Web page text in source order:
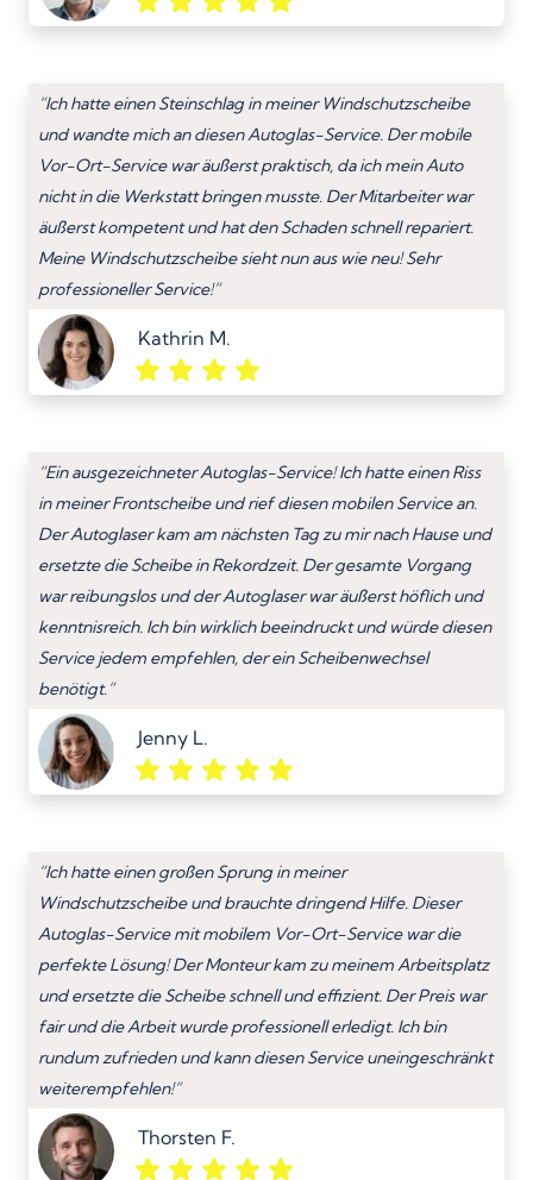
“Ich hatte einen Steinschlag in meiner Windschutzscheibe
und wandte mich an diesen Autoglas-Service. Der mobile
Vor-Ort-Service war äußerst praktisch, da ich mein Auto
nicht in die Werkstatt bringen musste. Der Mitarbeiter war
äußerst kompetent und hat den Schaden schnell repariert.
Meine Windschutzscheibe sieht nun aus wie neu! Sehr
professioneller Service!”
Kathrin M.
“Ein ausgezeichneter Autoglas-Service! Ich hatte einen Riss
in meiner Frontscheibe und rief diesen mobilen Service an.
Der Autoglaser kam am nächsten Tag zu mir nach Hause und
ersetzte die Scheibe in Rekordzeit. Der gesamte Vorgang
war reibungslos und der Autoglaser war äußerst höflich und
kenntnisreich. Ich bin wirklich beeindruckt und würde diesen
Service jedem empfehlen, der ein Scheibenwechsel
benötigt.”
Jenny L.
“Ich hatte einen großen Sprung in meiner
Windschutzscheibe und brauchte dringend Hilfe. Dieser
Autoglas-Service mit mobilem Vor-Ort-Service war die
perfekte Lösung! Der Monteur kam zu meinem Arbeitsplatz
und ersetzte die Scheibe schnell und effizient. Der Preis war
fair und die Arbeit wurde professionell erledigt. Ich bin
rundum zufrieden und kann diesen Service uneingeschränkt
weiterempfehlen!”
Thorsten F.